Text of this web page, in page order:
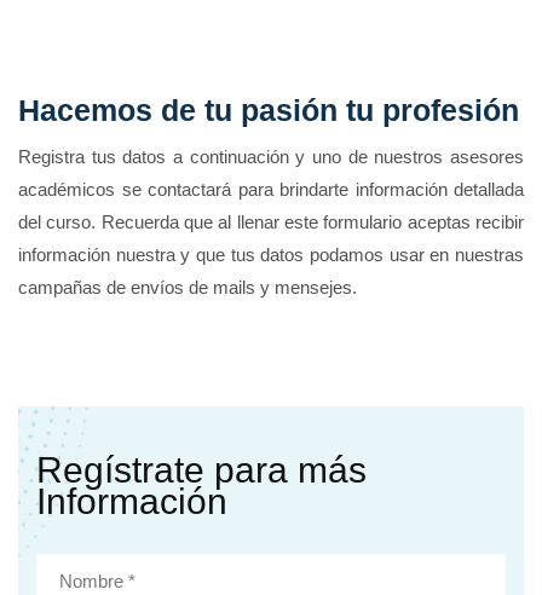
Hacemos de tu pasión tu profesión
Registra tus datos a continuación y uno de nuestros asesores
académicos se contactará para brindarte información detallada
del curso. Recuerda que al llenar este formulario aceptas recibir
información nuestra y que tus datos podamos usar en nuestras
campañas de envíos de mails y mensejes.
Regístrate para más
Información